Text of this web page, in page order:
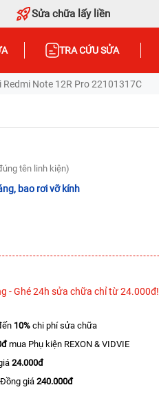
Sửa chữa lấy liền
TRA CỨU SỬA
Note 12R Pro 22101317C
tên linh kiện)
bao rơi vỡ kính
- Ghé 24h sửa chữa chỉ từ 24.000đ!
10% chi phí sửa chữa
mua Phụ kiện REXON & VIDVIE
24.000đ
giá 240.000đ